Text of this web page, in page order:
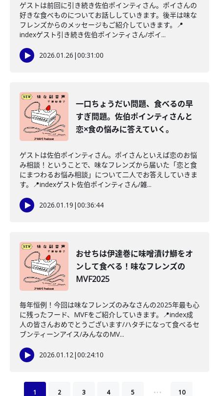
ゲストは前回に引き続き佐伯ポインティさん。ポイさんの
好きな食べものについてお話ししていきます。後半は味な
フレンズからのメッセージもご紹介していきます。📍
indexゲスト引き続き佐伯ポインティさん/ポイ...
2026.01.26 |00:31:00
一口ちょうだい問題、食べるの早
すぎ問題。佐伯ポインティさんと
恋×食の悩みに答えていく。
ゲストは佐伯ポインティさん。ポイさんといえば恋のお悩
み相談！ということで、味なフレンズから届いた「恋と食
にまつわるお悩み相談」について二人でお答えしていきま
す。📍indexゲスト佐伯ポインティさん/雑...
2026.01.19 |00:36:44
おせちは伊達巻に味噌漬け鰤をオ
ンして食べる！味なフレンズの
MVF2025
毎年恒例！今回は味なフレンズのみなさんの2025年最も心
に残ったフード、MVFをご紹介していきます。📍index成
人の皆さんおめでとうございます/ハタチになって食べるセ
ブンティーンアイス/みんなのMV...
2026.01.12|00:24:10
1 2 3 4 5 … 10